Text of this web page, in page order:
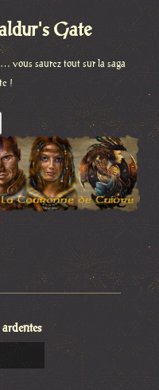
Gate
vous saurez tout sur la saga
!
contenu